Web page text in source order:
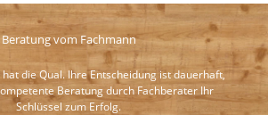
Beratung vom Fachmann
die Qual. Ihre Entscheidung ist dauerhaft,
Beratung durch Fachberater Ihr
Schlüssel zum Erfolg.